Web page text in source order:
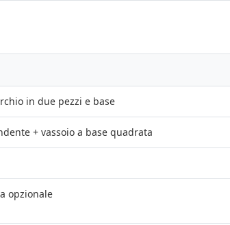
in due pezzi e base
+ vassoio a base quadrata
opzionale